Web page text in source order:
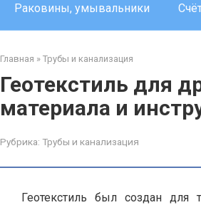
Раковины, умывальники
Главная » Трубы и канализация
Геотекстиль для
материала и
Рубрика: Трубы и канализация
Геотекстиль был создан для